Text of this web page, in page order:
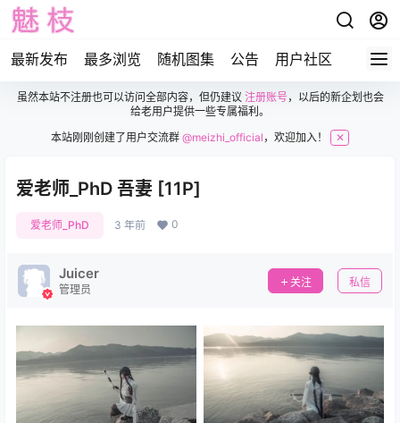
最新发布 最多浏览 随机图集 公告 用户社区
虽然本站不注册也可以访问全部内容，但仍建议 注册账号，以后的新企划也会
给老用户提供一些专属福利。
本站刚刚创建了用户交流群@meizhi_official ，欢迎加入！ ✕
爱老师_PhD 吾妻 [11P]
爱老师_PhD 3 年前 0
Juicer
管理员
关注 私信